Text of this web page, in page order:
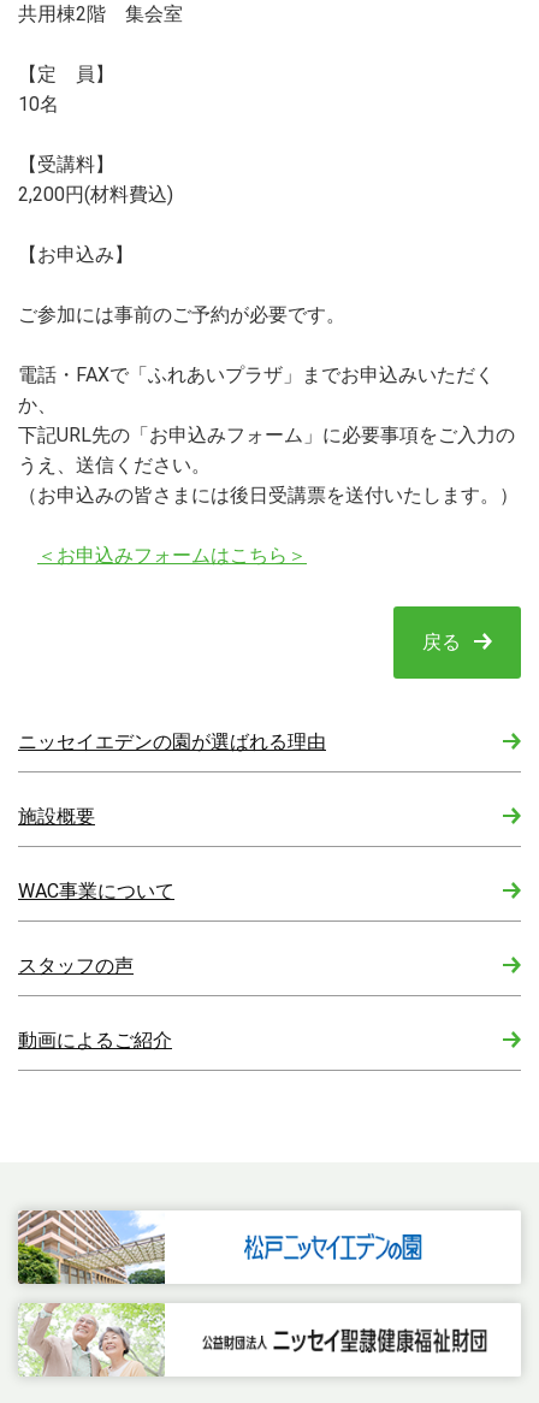
共用棟2階 集会室
【定 員】
10名
【受講料】
2,200円(材料費込)
【お申込み】
ご参加には事前のご予約が必要です。
電話・FAXで「ふれあいプラザ」までお申込みいただく
か、
下記URL先の「お申込みフォーム」に必要事項をご入力の
うえ、送信ください。
（お申込みの皆さまには後日受講票を送付いたします。）
＜お申込みフォームはこちら＞
戻る
ニッセイエデンの園が選ばれる理由
施設概要
WAC事業について
スタッフの声
動画によるご紹介